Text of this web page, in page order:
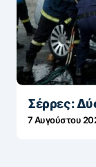
Σέρρες:
7 Αυγούστου